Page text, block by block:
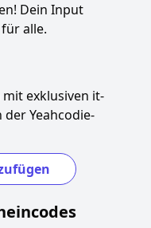
Dein Input
alle.
exklusiven it-
Yeahcodie-